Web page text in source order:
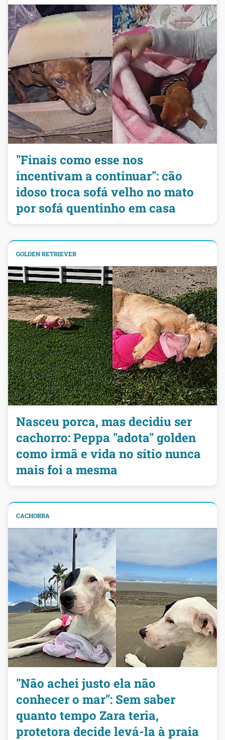
"Finais como esse nos
incentivam a continuar": cão
idoso troca sofá velho no mato
por sofá quentinho em casa
GOLDEN RETRIEVER
Nasceu porca, mas decidiu ser
cachorro: Peppa "adota" golden
como irmã e vida no sítio nunca
mais foi a mesma
CACHORRA
"Não achei justo ela não
conhecer o mar": Sem saber
quanto tempo Zara teria,
protetora decide levá-la à praia